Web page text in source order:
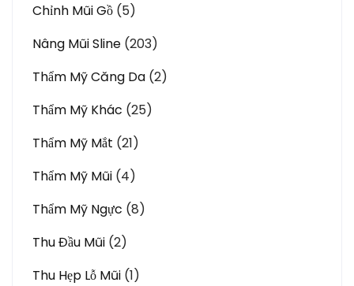
Chỉnh Mũi Gồ (5)
Nâng Mũi Sline (203)
Thẩm Mỹ Căng Da (2)
Thẩm Mỹ Khác (25)
Thẩm Mỹ Mắt (21)
Thẩm Mỹ Mũi (4)
Thẩm Mỹ Ngực (8)
Thu Đầu Mũi (2)
Thu Hẹp Lỗ Mũi (1)